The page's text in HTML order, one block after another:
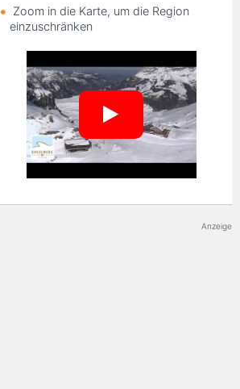
Klewenalp-Stockhütte ein tolles
Panorama auf den Vierwaldstätter See.
auf der Rigi in der Schwyz. Der Kanton im
Nordosten der Region punktet zudem mit
dem Familienskigebiet Stoos und der bei
Freestylern beliebten Mythenregion. Das
größte Skigebiet im Kanton Luzern ist
Sörenberg, dessen Pisten sich bis zum
2.350 Meter hohen Brienzer Rothorn
Süden mit der Skiarena Andermatt-Sedrun
Zoom in die Karte, um die Region
einzuschränken
Anzeige